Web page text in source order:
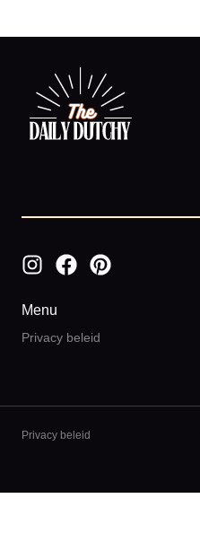
Menu
Privacy beleid
Privacy beleid